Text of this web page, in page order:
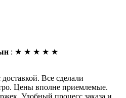
: ★ ★ ★ ★ ★
Все сделали
Цены вполне приемлемые.